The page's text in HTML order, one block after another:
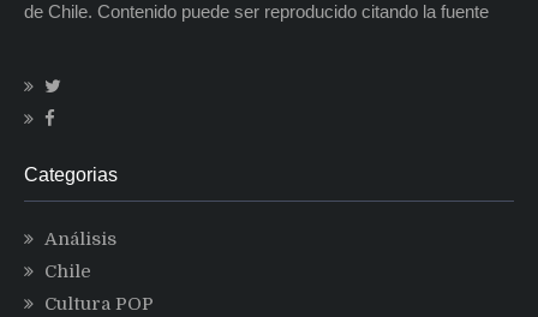
de Chile. Contenido puede ser reproducido citando la fuente
Categorias
Análisis
Chile
Cultura POP